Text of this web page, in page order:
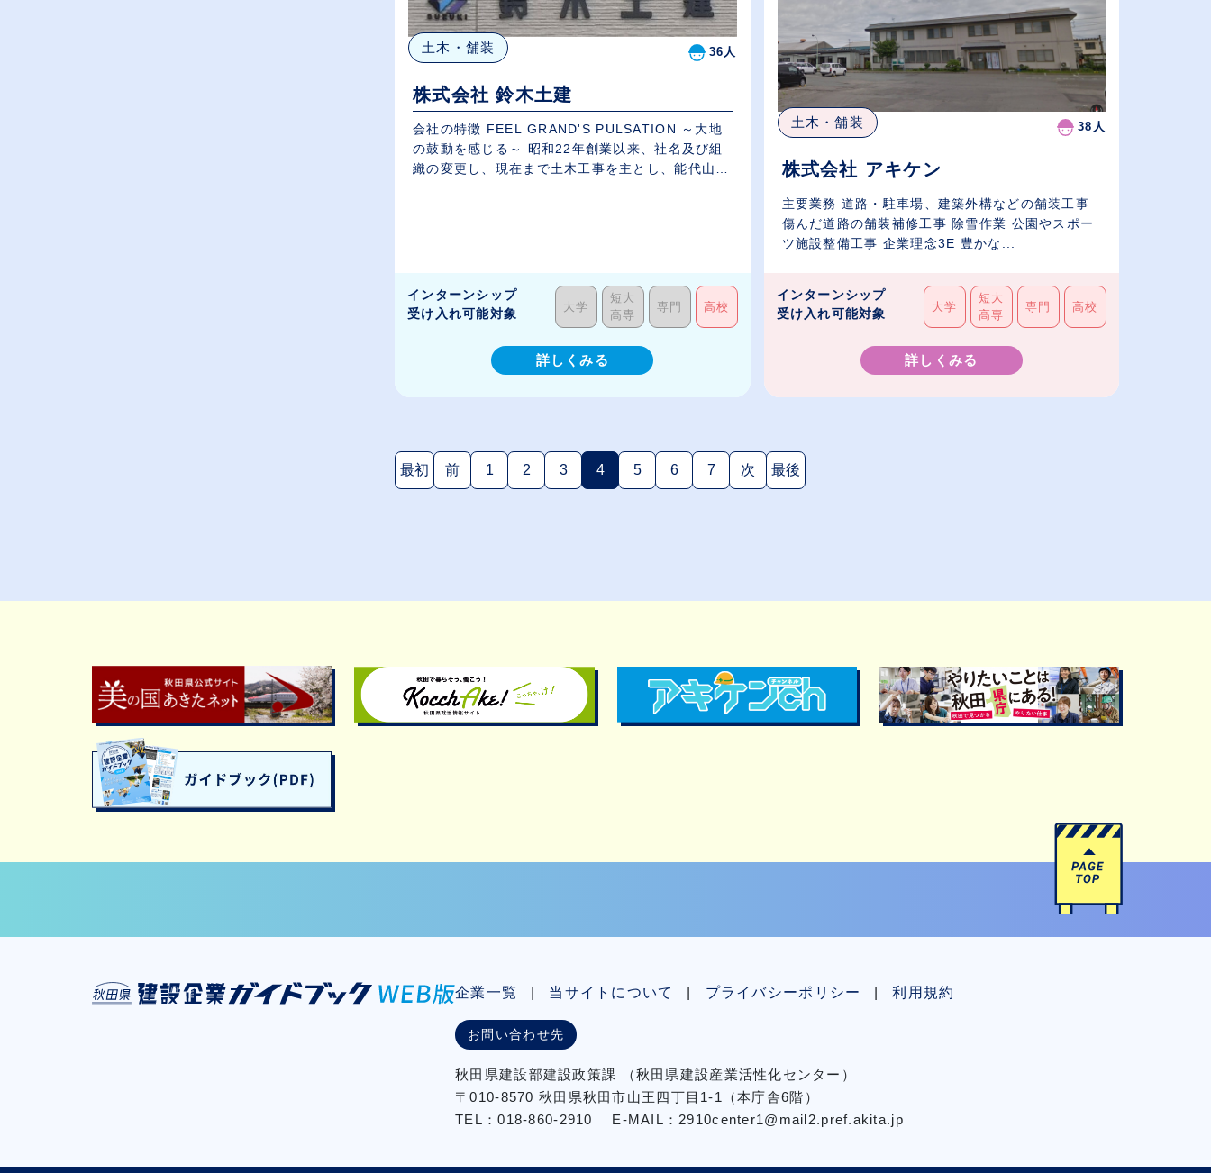
土木・舗装 36人
株式会社 鈴木土建
会社の特徴 FEEL GRAND'S PULSATION ～大地
の鼓動を感じる～ 昭和22年創業以来、社名及び組
織の変更し、現在まで土木工事を主とし、能代山本
インターンシップ
受け入れ可能対象
大学
短大
高専
専門 高校
詳しくみる
土木・舗装 38人
株式会社 アキケン
主要業務 道路・駐車場、建築外構などの舗装工事
傷んだ道路の舗装補修工事 除雪作業 公園やスポー
ツ施設整備工事 企業理念3E 豊かな...
インターンシップ
受け入れ可能対象
大学
短大
高専
専門 高校
詳しくみる
最初 前 1 2 3 4(現在のページ)
5 6 7 次 最後
企業一覧 当サイトについて プライバシーポリシー 利用規約
お問い合わせ先
秋⽥県建設部建設政策課
（秋⽥県建設産業活性化センター）
〒010-8570 秋田県秋田市⼭王四丁⽬1-1（本庁舎6階）
TEL：018-860-2910 E-MAIL：2910center1@mail2.pref.akita.jp